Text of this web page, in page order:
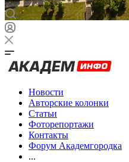
Новости
Авторские колонки
Статьи
Фоторепортажи
Контакты
Форум Академгородка
...